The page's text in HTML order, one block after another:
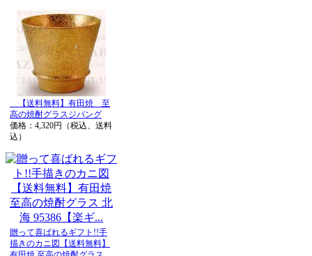
【送料無料】有田焼 至
高の焼酎グラスジパング
価格：4,320円（税込、送料
込）
贈って喜ばれるギフト!!手
描きのカニ図【送料無料】